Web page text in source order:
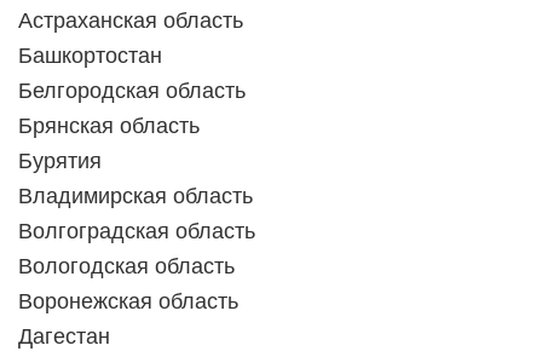
Астраханская область
Башкортостан
Белгородская область
Брянская область
Бурятия
Владимирская область
Волгоградская область
Вологодская область
Воронежская область
Дагестан